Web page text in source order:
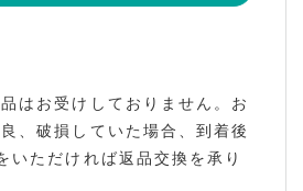
はお受けしておりません。お
、破損していた場合、到着後
いただければ返品交換を承り